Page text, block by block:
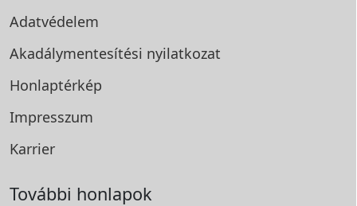
Adatvédelem
Akadálymentesítési nyilatkozat
Honlaptérkép
Impresszum
Karrier
További honlapok